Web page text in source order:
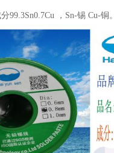
99.3Sn0.7Cu ，Sn-锡 Cu-铜。